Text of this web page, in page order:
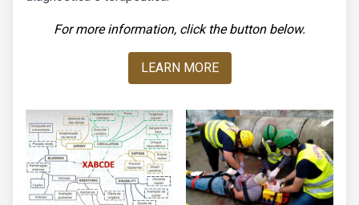
For more information, click the button below.
LEARN MORE